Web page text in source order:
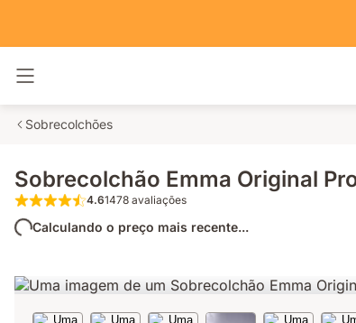
Sobrecolchões
Sobrecolchão Emma Original
4.6 de 5 estrelas 1478 avaliações
4.61478 avaliações
Calculando o preço mais recente...